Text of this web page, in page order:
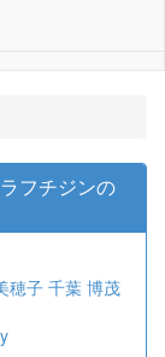
フチジンの
穂子千葉 博茂